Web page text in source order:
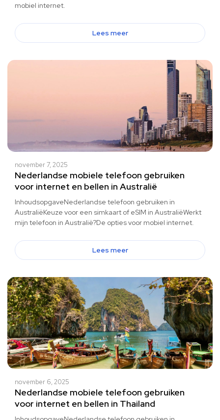
mobiel internet.
Lees meer
november 7, 2025
Nederlandse mobiele telefoon gebruiken
voor internet en bellen in Australië
InhoudsopgaveNederlandse telefoon gebruiken in
AustraliëKeuze voor een simkaart of eSIM in AustraliëWerkt
mijn telefoon in Australië?De opties voor mobiel internet.
Lees meer
november 6, 2025
Nederlandse mobiele telefoon gebruiken
voor internet en bellen in Thailand